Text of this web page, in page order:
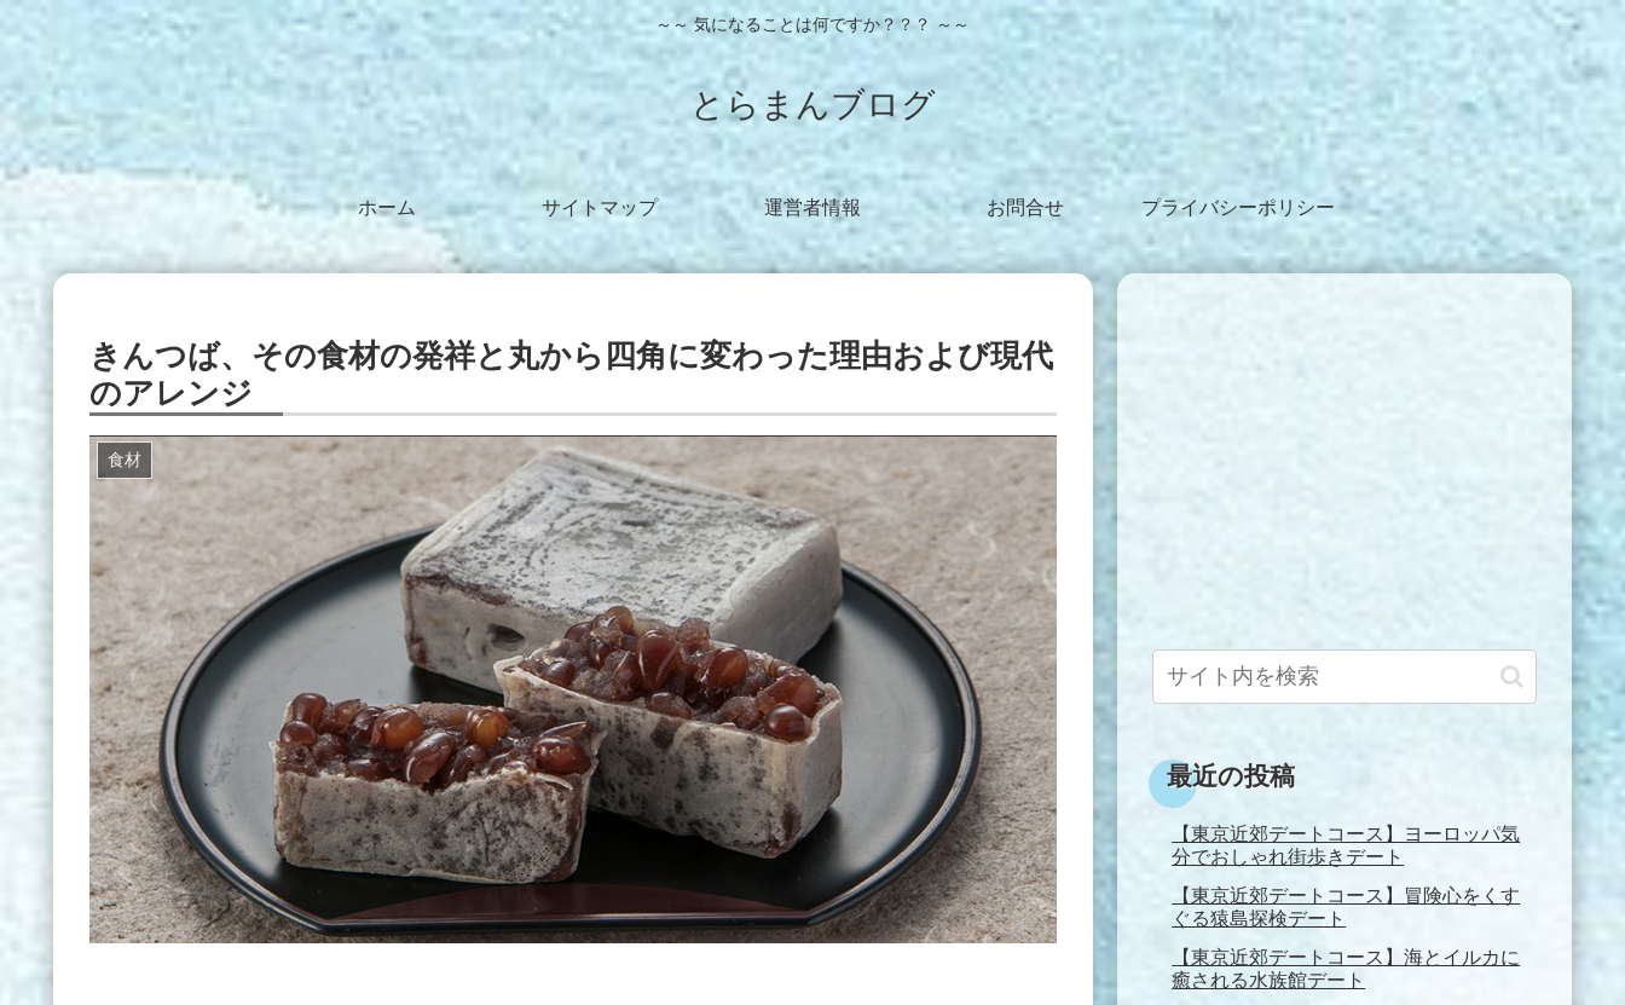
～～ 気になることは何ですか？？？ ～～
とらまんブログ
ホーム サイトマップ 運営者情報 お問合せ プライバシーポリシー
きんつば、その食材の発祥と丸から四角に変わった理由および現代
のアレンジ
食材
最近の投稿
【東京近郊デートコース】ヨーロッパ気
分でおしゃれ街歩きデート
【東京近郊デートコース】冒険心をくす
ぐる猿島探検デート
【東京近郊デートコース】海とイルカに
癒される水族館デート